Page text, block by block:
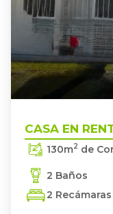
CASA EN
BOSQUE
CASA EN
130m2 de
2 Baños
2 Recámaras